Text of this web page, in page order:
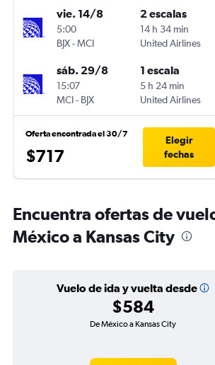
vie. 14/8
5:00
BJX-MCI
2 escalas
14 h 34 min
United Airlines
sáb. 29/8
15:07
MCI- BJX
1 escala
5 h 24 min
United Airlines
Oferta encontrada el 30/7
$717
Elegir
fechas
Encuentra ofertas de
México a Kansas City
Vuelo de ida y vuelta desde
$584
De México a Kansas City